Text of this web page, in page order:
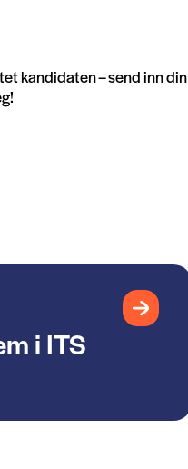
kandidaten – send inn din
i ITS